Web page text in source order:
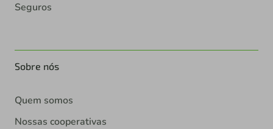
Seguros
Sobre nós
Quem somos
Nossas cooperativas